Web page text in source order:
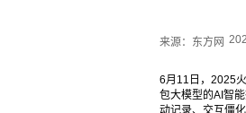
来源： 东方网
6月11日，2025
包大模型的AI智
动记录、交互僵